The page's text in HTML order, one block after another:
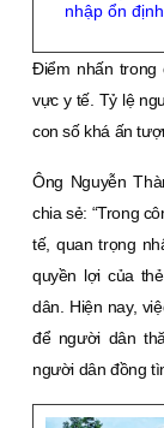
nhập ổn
Ðiểm nhấn trong
vực y tế. Tỷ lệ
con số khá ấn
Ông Nguyễn
chia sẻ: “Trong
tế, quan trọng
quyền lợi của
dân. Hiện nay,
để người dân
người dân đồng